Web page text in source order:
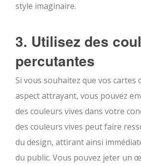
style imaginaire.
3. Utilisez des
percutantes
Si vous souhaitez que vos cartes
aspect attrayant, vous pouvez
des couleurs vives dans votre
des couleurs vives peut faire
du design, attirant ainsi
du public. Vous pouvez jeter un